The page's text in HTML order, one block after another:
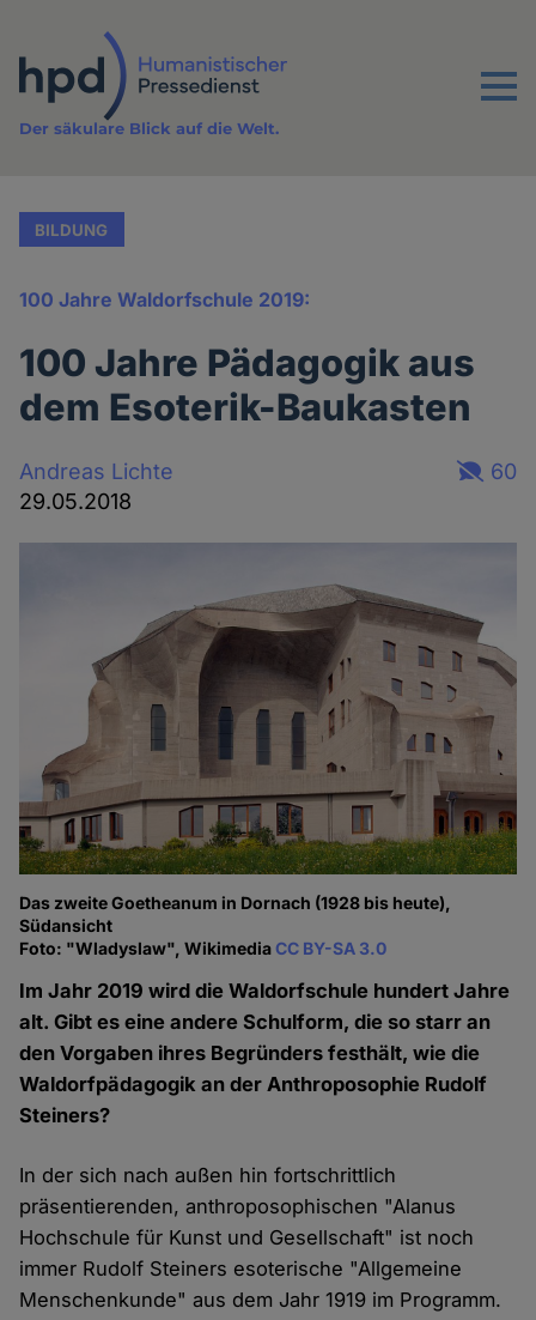
Inhalt
Menu
Der säkulare Blick auf die Welt.
BILDUNG
100 Jahre Waldorfschule 2019:
100 Jahre Pädagogik aus
dem Esoterik-Baukasten
Andreas Lichte
29.05.2018
60
Das zweite Goetheanum in Dornach (1928 bis heute),
Südansicht
Foto: "Wladyslaw", WikimediaCC BY-SA 3.0
Im Jahr 2019 wird die Waldorfschule hundert Jahre
alt. Gibt es eine andere Schulform, die so starr an
den Vorgaben ihres Begründers festhält, wie die
Waldorfpädagogik an der Anthroposophie Rudolf
Steiners?
In der sich nach außen hin fortschrittlich
präsentierenden, anthroposophischen "Alanus
Hochschule für Kunst und Gesellschaft" ist noch
immer Rudolf Steiners esoterische "Allgemeine
Menschenkunde" aus dem Jahr 1919 im Programm.